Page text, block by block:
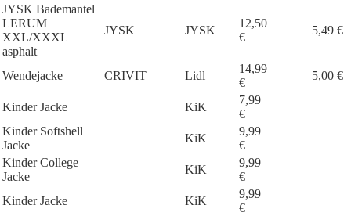
JYSK Bademantel
LERUM
XXL/XXXL
asphalt
JYSK JYSK
12,50
€
5,49 €
Wendejacke CRIVIT Lidl
14,99
€
5,00 €
Kinder Jacke KiK
7,99
€
Kinder Softshell
Jacke
KiK
9,99
€
Kinder College
Jacke
KiK
9,99
€
Kinder Jacke
KiK
9,99
€